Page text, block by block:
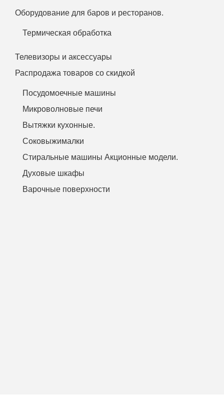
Оборудование для баров и ресторанов.
Термическая обработка
Телевизоры и аксессуары
Распродажа товаров со скидкой
Посудомоечные машины
Микроволновые печи
Вытяжки кухонные.
Соковыжималки
Стиральные машины Акционные модели.
Духовые шкафы
Варочные поверхности